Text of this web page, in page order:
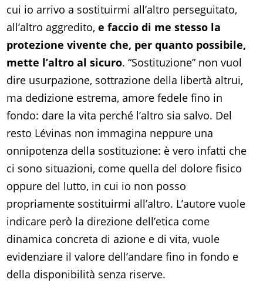
cui io arrivo a sostituirmi all’altro perseguitato,
all’altro aggredito,e faccio di me stesso la
protezione vivente che, per quanto possibile,
mette l’altro al sicuro. “Sostituzione” non vuol
dire usurpazione, sottrazione della libertà altrui,
ma dedizione estrema, amore fedele fino in
fondo: dare la vita perché l’altro sia salvo. Del
resto Lévinas non immagina neppure una
onnipotenza della sostituzione: è vero infatti che
ci sono situazioni, come quella del dolore fisico
oppure del lutto, in cui io non posso
propriamente sostituirmi all’altro. L’autore vuole
indicare però la direzione dell’etica come
dinamica concreta di azione e di vita, vuole
evidenziare il valore dell’andare fino in fondo e
della disponibilità senza riserve.